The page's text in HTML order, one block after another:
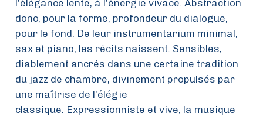
l’élégance lente, à l’énergie vivace. Abstraction
donc, pour la forme, profondeur du dialogue,
pour le fond. De leur instrumentarium minimal,
sax et piano, les récits naissent. Sensibles,
diablement ancrés dans une certaine tradition
du jazz de chambre, divinement propulsés par
une maîtrise de l’élégie
classique. Expressionniste et vive, la musique